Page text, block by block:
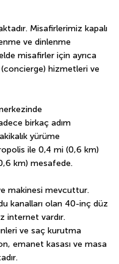
Misafirlerimiz kapalı
ve dinlenme
misafirler için ayrıca
hizmetleri ve
birkaç adım
yürüme
ile 0,4 mi (0,6 km)
km) mesafede.
makinesi mevcuttur.
kanalları olan 40-inç düz
internet vardır.
ve saç kurutma
emanet kasası ve masa